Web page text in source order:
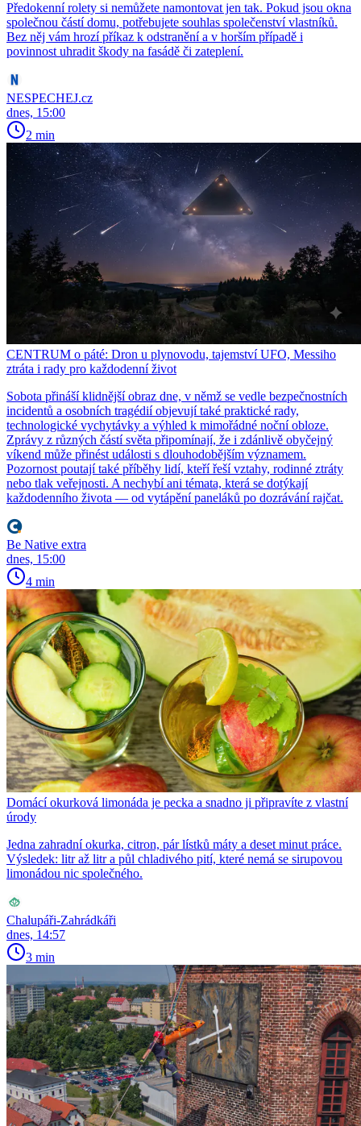
Předokenní rolety si nemůžete namontovat jen tak. Pokud jsou okna
společnou částí domu, potřebujete souhlas společenství vlastníků.
Bez něj vám hrozí příkaz k odstranění a v horším případě i
povinnost uhradit škody na fasádě či zateplení.
NESPECHEJ.cz
dnes, 15:00
2 min
CENTRUM o páté: Dron u plynovodu, tajemství UFO, Messiho
ztráta i rady pro každodenní život
Sobota přináší klidnější obraz dne, v němž se vedle bezpečnostních
incidentů a osobních tragédií objevují také praktické rady,
technologické vychytávky a výhled k mimořádné noční obloze.
Zprávy z různých částí světa připomínají, že i zdánlivě obyčejný
víkend může přinést události s dlouhodobějším významem.
Pozornost poutají také příběhy lidí, kteří řeší vztahy, rodinné ztráty
nebo tlak veřejnosti. A nechybí ani témata, která se dotýkají
každodenního života — od vytápění paneláků po dozrávání rajčat.
Be Native extra
dnes, 15:00
4 min
Domácí okurková limonáda je pecka a snadno ji připravíte z vlastní
úrody
Jedna zahradní okurka, citron, pár lístků máty a deset minut práce.
Výsledek: litr až litr a půl chladivého pití, které nemá se sirupovou
limonádou nic společného.
Chalupáři-Zahrádkáři
dnes, 14:57
3 min